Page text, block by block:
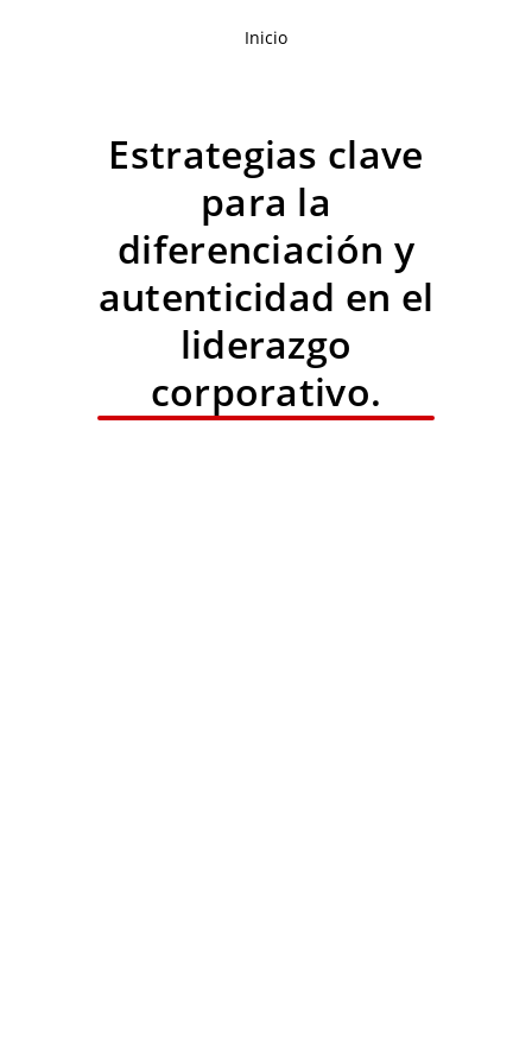
Inicio
Estrategias clave
para la
diferenciación y
autenticidad en el
liderazgo
corporativo.